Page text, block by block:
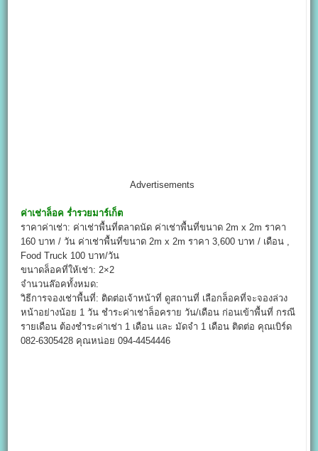
Advertisements
ค่าเช่าล็อค ร่ำรวยมาร์เก็ต
ราคาค่าเช่า: ค่าเช่าพื้นที่ตลาดนัด ค่าเช่าพื้นที่ขนาด 2m x 2m ราคา
160 บาท / วัน ค่าเช่าพื้นที่ขนาด 2m x 2m ราคา 3,600 บาท / เดือน ,
Food Truck 100 บาท/วัน
ขนาดล็อคที่ให้เช่า: 2×2
จำนวนล๊อคทั้งหมด:
วิธีการจองเช่าพื้นที่: ติดต่อเจ้าหน้าที่ ดูสถานที่ เลือกล็อคที่จะจองล่วง
หน้าอย่างน้อย 1 วัน ชำระค่าเช่าล็อคราย วัน/เดือน ก่อนเข้าพื้นที่ กรณี
รายเดือน ต้องชำระค่าเช่า 1 เดือน และ มัดจำ 1 เดือน ติดต่อ คุณเบิร์ด
082-6305428 คุณหน่อย 094-4454446